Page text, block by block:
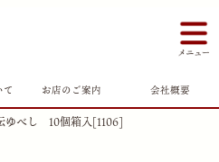
お店のご案内 会社概要
ゆべし 10個箱入[1106]